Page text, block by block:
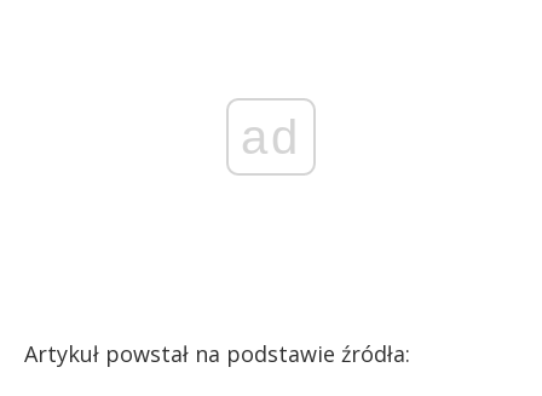
ad
Artykuł powstał na podstawie źródła: